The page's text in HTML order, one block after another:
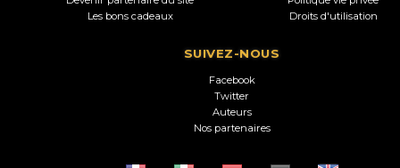
Les bons cadeaux
Droits d'utilisation
SUIVEZ-NOUS
Facebook
Twitter
Auteurs
Nos partenaires